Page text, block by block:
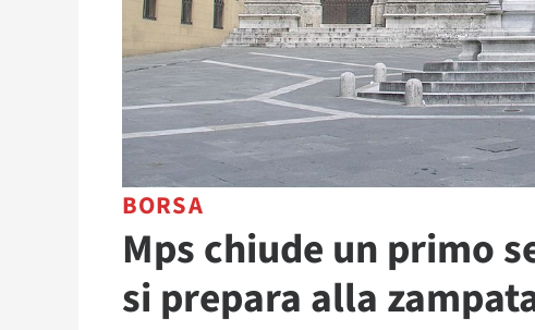
BORSA
Mps chiude un primo
si prepara alla